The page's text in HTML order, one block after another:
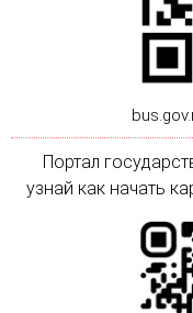
Портал
узнай как начать